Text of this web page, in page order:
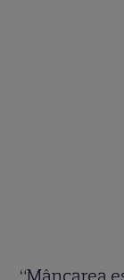
“Mâncarea